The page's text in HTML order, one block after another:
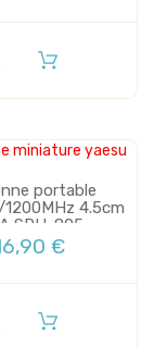
portable
4.5cm
SRH-805
€